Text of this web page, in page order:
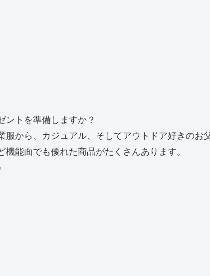
ントを準備しますか？
から、カジュアル、そしてアウトドア好きのお
能面でも優れた商品がたくさんあります。